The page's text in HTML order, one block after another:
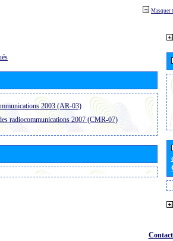
Masquer
2003 (AR-03)
radiocommunications 2007 (CMR-07)